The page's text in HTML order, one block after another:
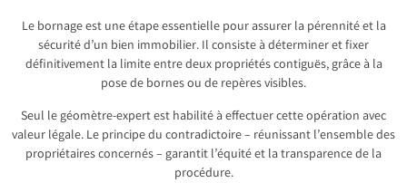
Le bornage est une étape essentielle pour assurer la pérennité et la
sécurité d’un bien immobilier. Il consiste à déterminer et fixer
définitivement la limite entre deux propriétés contiguës, grâce à la
pose de bornes ou de repères visibles.
Seul le géomètre-expert est habilité à effectuer cette opération avec
valeur légale. Le principe du contradictoire – réunissant l’ensemble des
propriétaires concernés – garantit l’équité et la transparence de la
procédure.